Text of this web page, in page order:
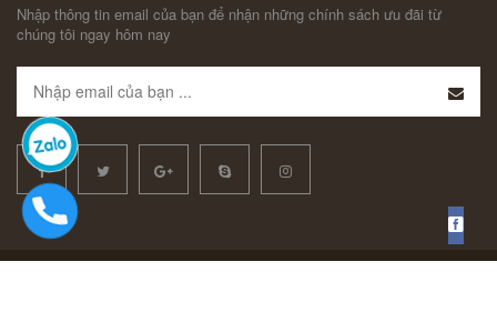
Nhập thông tin email của bạn để nhận những chính sách ưu đãi từ
chúng tôi ngay hôm nay